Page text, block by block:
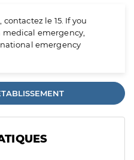
le 15. If you
medical emergency,
emergency